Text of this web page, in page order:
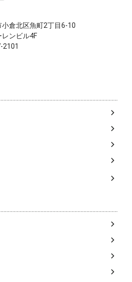
小倉北区魚町2丁目6-10
ンビル4F
2101